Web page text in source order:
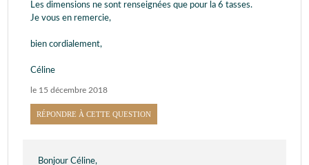
Les dimensions ne sont renseignées que pour la 6 tasses.
Je vous en remercie,
bien cordialement,
Céline
le 15 décembre 2018
RÉPONDRE À CETTE QUESTION
Bonjour Céline,